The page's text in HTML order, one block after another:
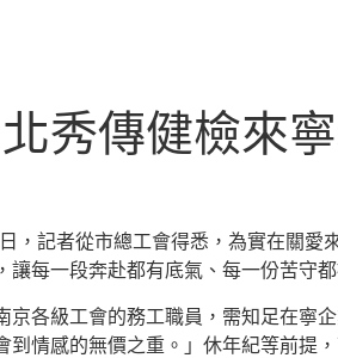
秀傳健檢來
，記者從市總工會得悉，為實在關
每一段奔赴都有底氣、每一份苦守都
各級工會的務工職員，需知足在寧
情感的無價之重。」休年紀等前提